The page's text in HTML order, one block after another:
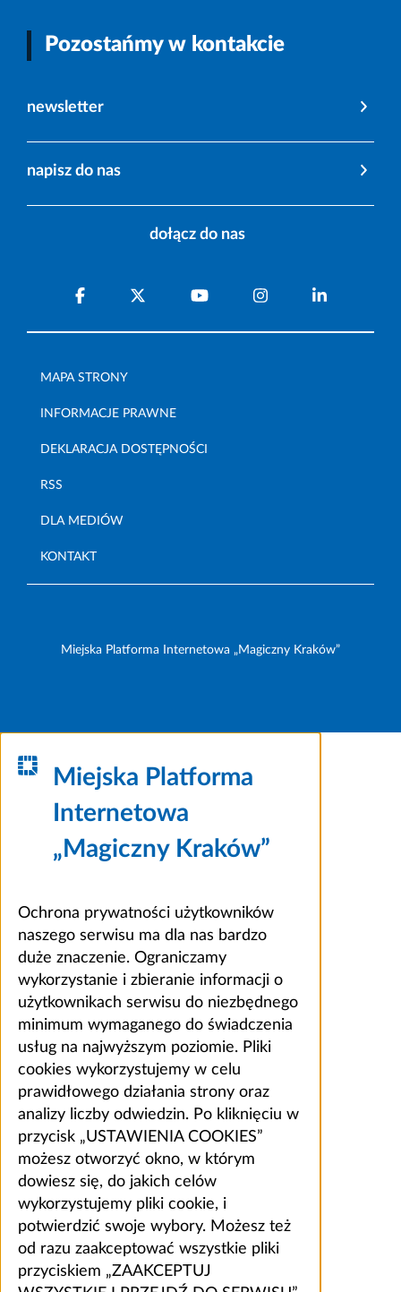
Pozostańmy w kontakcie
newsletter
napisz do nas
dołącz do nas
MAPA STRONY
INFORMACJE PRAWNE
DEKLARACJA DOSTĘPNOŚCI
RSS
DLA MEDIÓW
KONTAKT
Miejska Platforma Internetowa „Magiczny Kraków”
Miejska Platforma
Internetowa
„Magiczny Kraków”
Ochrona prywatności użytkowników
naszego serwisu ma dla nas bardzo
duże znaczenie. Ograniczamy
wykorzystanie i zbieranie informacji o
użytkownikach serwisu do niezbędnego
minimum wymaganego do świadczenia
usług na najwyższym poziomie. Pliki
cookies wykorzystujemy w celu
prawidłowego działania strony oraz
analizy liczby odwiedzin. Po kliknięciu w
przycisk „USTAWIENIA COOKIES”
możesz otworzyć okno, w którym
dowiesz się, do jakich celów
wykorzystujemy pliki cookie, i
potwierdzić swoje wybory. Możesz też
od razu zaakceptować wszystkie pliki
przyciskiem „ZAAKCEPTUJ